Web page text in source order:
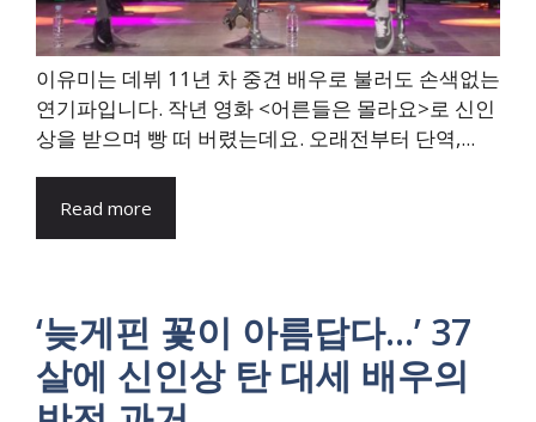
이유미는 데뷔 11년 차 중견 배우로 불러도 손색없는
연기파입니다. 작년 영화 <어른들은 몰라요>로 신인
상을 받으며 빵 떠 버렸는데요. 오래전부터 단역,...
Read more
‘늦게핀 꽃이 아름답다…’ 37
살에 신인상 탄 대세 배우의